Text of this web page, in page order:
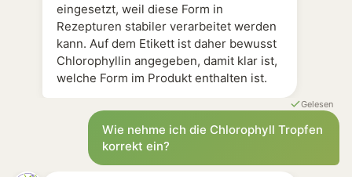
eingesetzt, weil diese Form in
Rezepturen stabiler verarbeitet werden
kann. Auf dem Etikett ist daher bewusst
Chlorophyllin angegeben, damit klar ist,
welche Form im Produkt enthalten ist.
Gelesen
Wie nehme ich die Chlorophyll Tropfen
korrekt ein?